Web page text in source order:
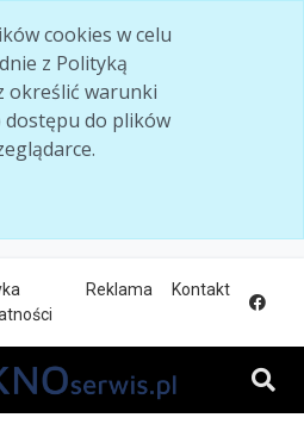
cookies w celu
z Polityką
określić warunki
dostępu do plików
Reklama Kontakt